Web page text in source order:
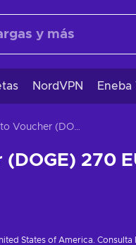
NordVPN Eneba
Crypto Voucher (DOGE) 270 EUR Key EUROPE
270
States of America. Consulta